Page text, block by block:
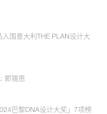
围意大利THE PLAN设计大
郭锡恩
巴黎DNA设计大奖」7项榜